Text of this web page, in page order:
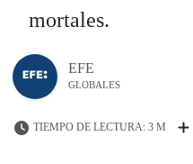
mortales.
EFE
GLOBALES
TIEMPO DE LECTURA: 3 M